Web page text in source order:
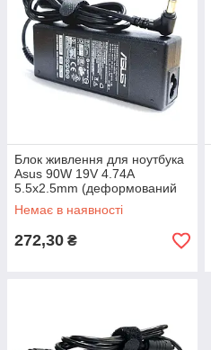
Блок живлення для ноутбука
Asus 90W 19V 4.74A
5.5x2.5mm (деформований
корпус)
Немає в наявності
272,30 ₴